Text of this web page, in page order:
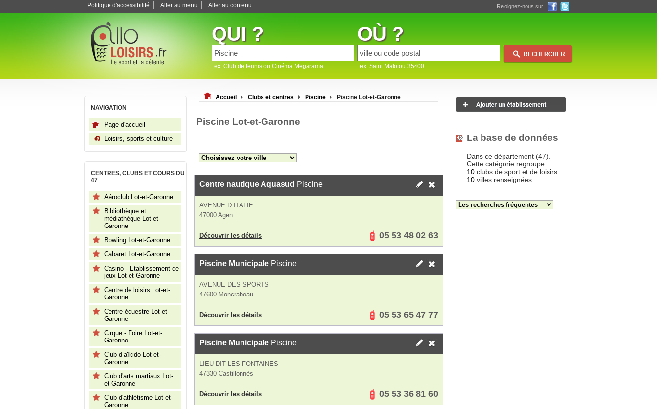
Politique d'accessibilité Aller au menu Aller au contenu Rejoignez-nous sur
QUI ?
ex: Club de tennis ou Cinéma Megarama
OÙ ?
ex: Saint Malo ou 35400
NAVIGATION
Page d'accueil
Loisirs, sports et culture
CENTRES, CLUBS ET COURS DU
47
Aéroclub Lot-et-Garonne
Bibliothèque et
médiathèque Lot-et-
Garonne
Bowling Lot-et-Garonne
Cabaret Lot-et-Garonne
Casino - Etablissement de
jeux Lot-et-Garonne
Centre de loisirs Lot-et-
Garonne
Centre équestre Lot-et-
Garonne
Cirque - Foire Lot-et-
Garonne
Club d’aïkido Lot-et-
Garonne
Club d'arts martiaux Lot-
et-Garonne
Club d'athlétisme Lot-et-
Garonne
Accueil Clubs et centres Piscine Piscine Lot-et-Garonne
Piscine Lot-et-Garonne
Centre nautique Aquasud Piscine
AVENUE D ITALIE
47000 Agen
Découvrir les détails 05 53 48 02 63
Piscine Municipale Piscine
AVENUE DES SPORTS
47600 Moncrabeau
Découvrir les détails 05 53 65 47 77
Piscine Municipale Piscine
LIEU DIT LES FONTAINES
47330 Castillonnès
Découvrir les détails 05 53 36 81 60
La base de données
Dans ce département (47),
Cette catégorie regroupe :
10 clubs de sport et de loisirs
10 villes renseignées